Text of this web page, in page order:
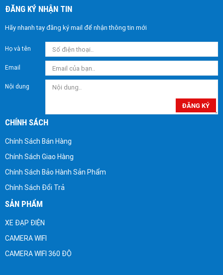
ĐĂNG KÝ NHẬN TIN
Hãy nhanh tay đăng ký mail để nhận thông tin mới
Họ và tên
Email
Nội dung
ĐĂNG KÝ
CHÍNH SÁCH
Chính Sách Bán Hàng
Chính Sách Giao Hàng
Chính Sách Bảo Hành Sản Phẩm
Chính Sách Đổi Trả
SẢN PHẨM
XE ĐẠP ĐIỆN
CAMERA WIFI
CAMERA WIFI 360 ĐỘ